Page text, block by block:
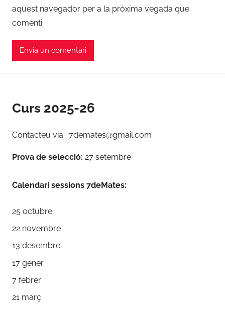
aquest navegador per a la pròxima vegada que
comenti.
Curs 2025-26
Contacteu via: 7demates@gmail.com
Prova de selecció: 27 setembre
Calendari sessions 7deMates:
25 octubre
22 novembre
13 desembre
17 gener
7 febrer
21 març